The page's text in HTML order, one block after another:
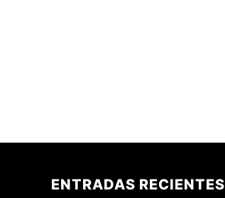
ENTRADAS RECIENTES